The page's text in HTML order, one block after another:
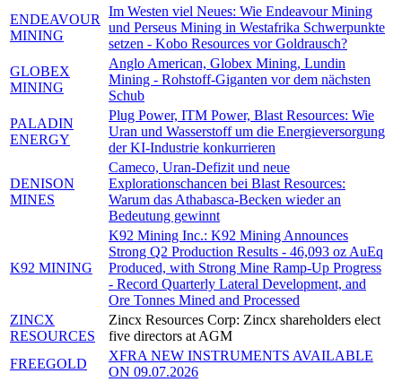
ENDEAVOUR
MINING
Im Westen viel Neues: Wie Endeavour Mining
und Perseus Mining in Westafrika Schwerpunkte
setzen - Kobo Resources vor Goldrausch?
GLOBEX
MINING
Anglo American, Globex Mining, Lundin
Mining - Rohstoff-Giganten vor dem nächsten
Schub
PALADIN
ENERGY
Plug Power, ITM Power, Blast Resources: Wie
Uran und Wasserstoff um die Energieversorgung
der KI-Industrie konkurrieren
DENISON
MINES
Cameco, Uran-Defizit und neue
Explorationschancen bei Blast Resources:
Warum das Athabasca-Becken wieder an
Bedeutung gewinnt
K92 MINING
K92 Mining Inc.: K92 Mining Announces
Strong Q2 Production Results - 46,093 oz AuEq
Produced, with Strong Mine Ramp-Up Progress
- Record Quarterly Lateral Development, and
Ore Tonnes Mined and Processed
ZINCX
RESOURCES
Zincx Resources Corp: Zincx shareholders elect
five directors at AGM
FREEGOLD
XFRA NEW INSTRUMENTS AVAILABLE
ON 09.07.2026